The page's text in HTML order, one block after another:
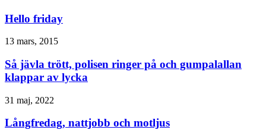
Hello friday
13 mars, 2015
Så jävla trött, polisen ringer på och gumpalallan
klappar av lycka
31 maj, 2022
Långfredag, nattjobb och motljus